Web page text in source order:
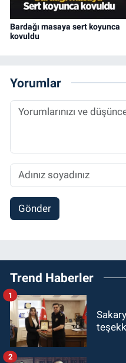
Bardağı masaya sert koyunca
kovuldu
Yorumlar
Gönder
Trend Haberler
1
2